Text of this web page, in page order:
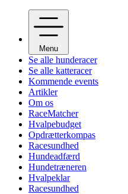
Menu
Se alle hunderacer
Se alle katteracer
Kommende events
Artikler
Om os
RaceMatcher
Hvalpebudget
Opdrætterkompas
Racesundhed
Hundeadfærd
Hundetræneren
Hvalpeklar
Racesundhed